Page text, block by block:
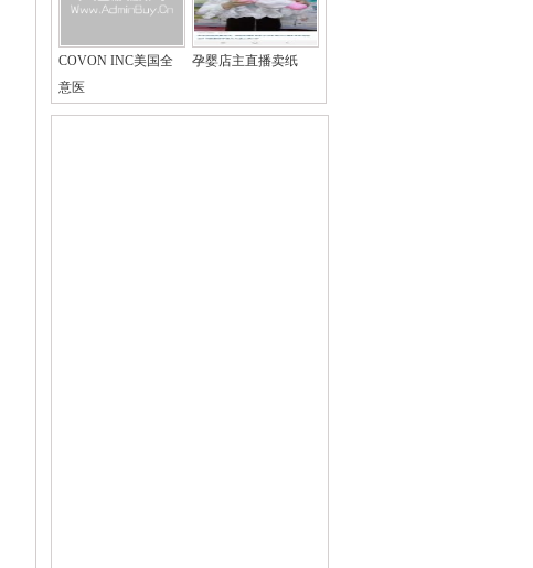
COVON INC美国全
意医
孕婴店主直播卖纸